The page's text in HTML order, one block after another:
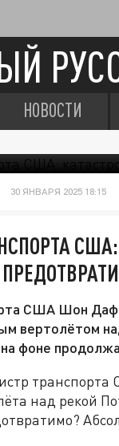
НОВОСТИ
30 ЯНВАРЯ 2025 18:15
США Шон
вертолётом
на фоне
над рекой